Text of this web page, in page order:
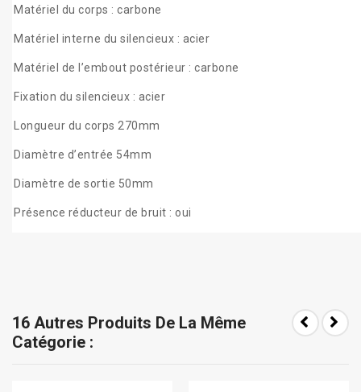
Matériel du corps : carbone
Matériel interne du silencieux : acier
Matériel de l’embout postérieur : carbone
Fixation du silencieux : acier
Longueur du corps 270mm
Diamètre d’entrée 54mm
Diamètre de sortie 50mm
Présence réducteur de bruit : oui
16 Autres Produits De La Même
Catégorie :